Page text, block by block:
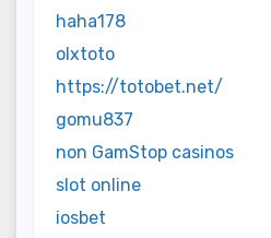
haha178
olxtoto
https://totobet.net/
gomu837
non GamStop casinos
slot online
iosbet